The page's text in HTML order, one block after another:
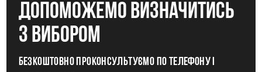
допоможемо визначитись
з вибором
Безкоштовно проконсультуємо по телефону і